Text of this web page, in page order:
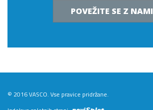
POVEŽITE SE Z NAMI
© 2016 VASCO. Vse pravice pridržane.